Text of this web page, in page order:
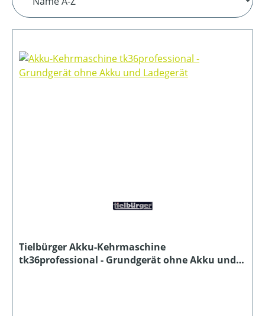
Tielbürger Akku-Kehrmaschine
tk36professional - Grundgerät ohne Akku und